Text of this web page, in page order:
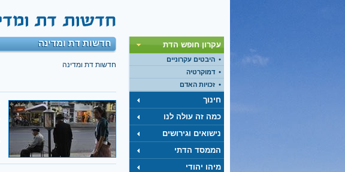
עקרון חופש הדת
היבטים עקרוניים
דמוקרטיה
זכויות האדם
חינוך
כמה זה עולה לנו
נישואים וגירושים
הממסד הדתי
מיהו יהודי
חדשות דת ומדינה
חדשות דת ומדינה